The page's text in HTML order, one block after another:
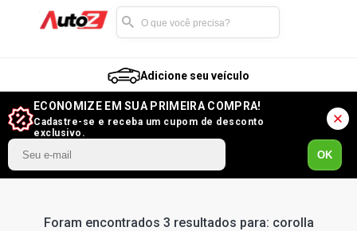
Adicione seu veículo
ECONOMIZE EM SUA PRIMEIRA COMPRA!
Cadastre-se e receba um cupom de desconto
exclusivo.
OK
Foram encontrados 3 resultados para: corolla